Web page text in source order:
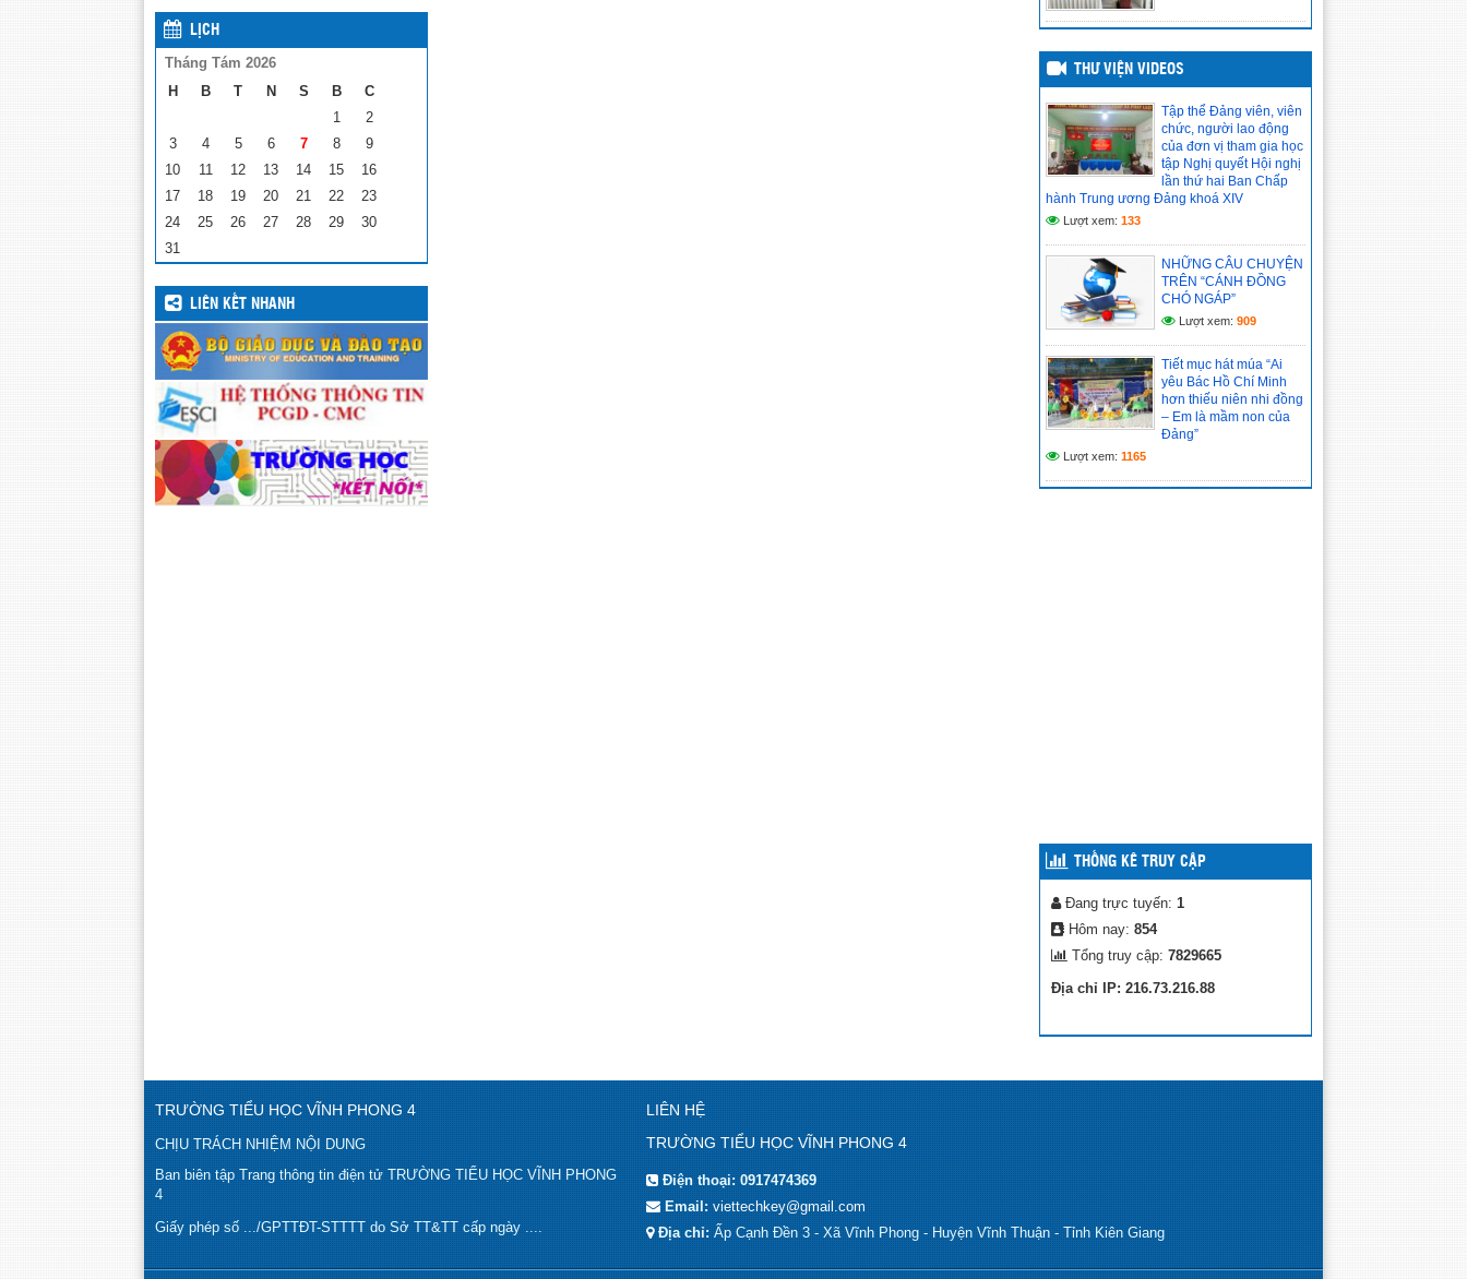
LỊCH
Tháng Tám 2026
H
B T N S B
C
1
2
3
4 5 6 7 8
9
10
11 12 13 14 15
16
17
18 19 20 21 22
23
24
25 26 27 28 29
30
31
LIÊN KẾT NHANH
(14/05/2026)
Hồ sơ đánh giá chuẩn nghề
nghiệp giáo viên năm học
2025–2026
(12/05/2026)
THƯ VIỆN VIDEOS
Tập thể Đảng viên, viên
chức, người lao động
của đơn vị tham gia học
tập Nghị quyết Hội nghị
lần thứ hai Ban Chấp
hành Trung ương Đảng khoá XIV
Lượt xem: 133
NHỮNG CÂU CHUYỆN
TRÊN “CÁNH ĐỒNG
CHÓ NGÁP”
Lượt xem: 909
Tiết mục hát múa “Ai
yêu Bác Hồ Chí Minh
hơn thiếu niên nhi đồng
– Em là mầm non của
Đảng”
Lượt xem: 1165
THỐNG KÊ TRUY CẬP
Đang trực tuyến: 1
Hôm nay: 854
Tổng truy cập: 7829665
Địa chỉ IP: 216.73.216.88
TRƯỜNG TIỂU HỌC VĨNH PHONG 4
CHỊU TRÁCH NHIỆM NỘI DUNG
Ban biên tập Trang thông tin điện tử TRƯỜNG TIỂU HỌC VĨNH PHONG
4
Giấy phép số .../GPTTĐT-STTTT do Sở TT&TT cấp ngày ....
LIÊN HỆ
TRƯỜNG TIỂU HỌC VĨNH PHONG 4
Điện thoại:0917474369
Email:viettechkey@gmail.com
Địa chỉ:Ấp Cạnh Đền 3 - Xã Vĩnh Phong - Huyện Vĩnh Thuận - Tỉnh Kiên Giang